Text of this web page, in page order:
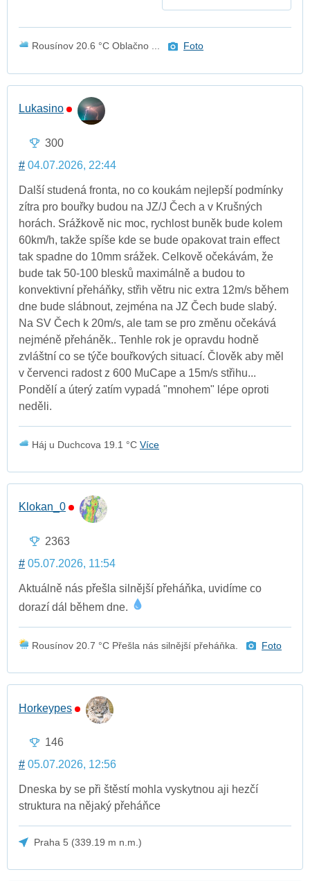
Rousínov 20.6 °C Oblačno ... Foto
Lukasino
300
# 04.07.2026, 22:44
Další studená fronta, no co koukám nejlepší podmínky
zítra pro bouřky budou na JZ/J Čech a v Krušných
horách. Srážkově nic moc, rychlost buněk bude kolem
60km/h, takže spíše kde se bude opakovat train effect
tak spadne do 10mm srážek. Celkově očekávám, že
bude tak 50-100 blesků maximálně a budou to
konvektivní přeháňky, střih větru nic extra 12m/s během
dne bude slábnout, zejména na JZ Čech bude slabý.
Na SV Čech k 20m/s, ale tam se pro změnu očekává
nejméně přeháněk.. Tenhle rok je opravdu hodně
zvláštní co se týče bouřkových situací. Člověk aby měl
v červenci radost z 600 MuCape a 15m/s střihu...
Pondělí a úterý zatím vypadá "mnohem" lépe oproti
neděli.
Háj u Duchcova 19.1 °C Více
Klokan_0
2363
# 05.07.2026, 11:54
Aktuálně nás přešla silnější přeháňka, uvidíme co
dorazí dál během dne.
Rousínov 20.7 °C Přešla nás silnější přeháňka. Foto
Horkeypes
146
# 05.07.2026, 12:56
Dneska by se při štěstí mohla vyskytnou aji hezčí
struktura na nějaký přeháňce
Praha 5 (339.19 m n.m.)